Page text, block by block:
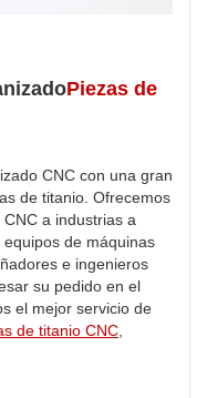
Piezas de
CNC con una gran
de titanio. Ofrecemos
CNC a industrias a
de máquinas
e ingenieros
su pedido en el
el mejor servicio de
de titanio CNC,